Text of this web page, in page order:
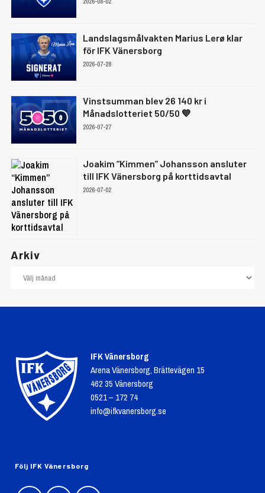
Landslagsmålvakten Marius Lerø klar
för IFK Vänersborg
2026-07-28
Vinstsumman blev 26 140 kr i
Månadslotteriet 50/50 💙
2026-07-27
Joakim “Kimmen” Johansson ansluter
till IFK Vänersborg på korttidsavtal
2026-07-02
Arkiv
IFK Vänersborg
Arena Vänersborg, Brättevägen 15
462 35 Vänersborg
0521 – 172 74
info@ifkvanersborg.se
Följ IFK Vänersborg